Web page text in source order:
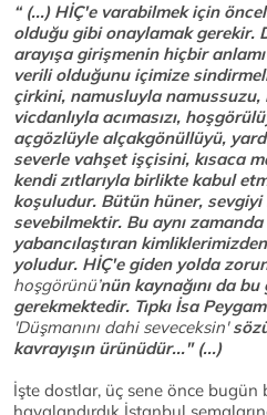
“ (...) HİÇ'e varabilmek için
olduğu gibi onaylamak gerekir.
arayışa girişmenin hiçbir
verili olduğunu içimize
çirkini, namusluyla namussuzu,
vicdanlıyla acımasızı,
açgözlüyle alçakgönüllüyü,
severle vahşet işçisini, kısaca
kendi zıtlarıyla birlikte kabul
koşuludur. Bütün hüner,
sevebilmektir. Bu aynı
yabancılaştıran
yoludur. HİÇ'e giden yolda
hoşgörünü’nün kaynağını da
gerekmektedir. Tıpkı İsa
'Düşmanını dahi seveceksin'
kavrayışın ürünüdür..." (...)
İşte dostlar, üç sene önce